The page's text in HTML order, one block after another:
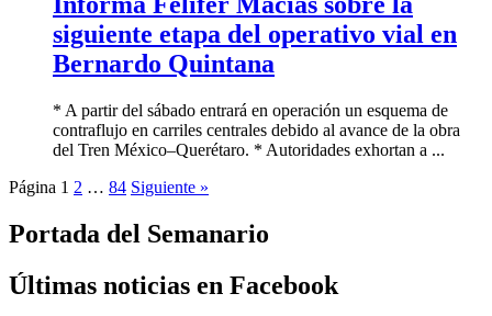
siguiente etapa del operativo vial en
Bernardo Quintana
* A partir del sábado entrará en operación un esquema de
contraflujo en carriles centrales debido al avance de la obra
del Tren México–Querétaro. * Autoridades exhortan a ...
Página 1 2 … 84 Siguiente »
Portada del Semanario
Últimas noticias en Facebook